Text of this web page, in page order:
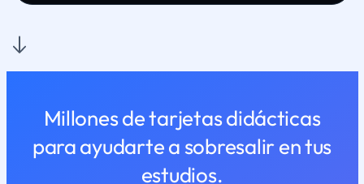
Millones de tarjetas didácticas
para ayudarte a sobresalir en tus
estudios.